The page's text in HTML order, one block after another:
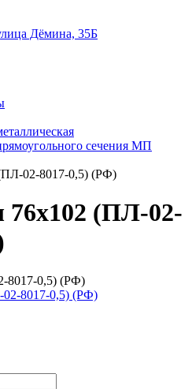
Дёмина, 35Б
сечения МП
02-8017-0,5) (РФ)
76х102 (ПЛ-02-
8017-0,5) (РФ)